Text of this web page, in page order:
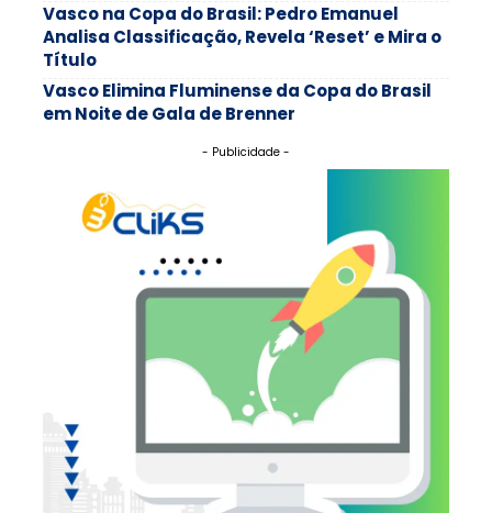
Vasco na Copa do Brasil: Pedro Emanuel
Analisa Classificação, Revela ‘Reset’ e Mira o
Título
Vasco Elimina Fluminense da Copa do Brasil
em Noite de Gala de Brenner
- Publicidade -